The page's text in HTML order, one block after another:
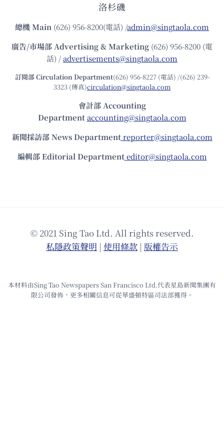
洛杉磯
總機Main (626) 956-8200(電話) /admin@singtaola.com
廣告/市場部Advertising & Marketing (626) 956-8200 (電
話) /advertisements@singtaola.com
訂閱部 Circulation Department(626) 956-8227 (電話) /(626) 239-
3323 (傳真)circulation@singtaola.com
會計部 Accounting
Department accounting@singtaola.com
新聞採訪部 News Department reporter@singtaola.com
編輯部 Editorial Department editor@singtaola.com
© 2021 Sing Tao Ltd. All rights reserved.
私隱政策聲明 | 使⽤條款 | 版權告⽰
本材料由Sing Tao Newspapers San Francisco Ltd.代表星島新聞集團有
限公司發佈，更多相關信息可從華盛頓特區司法部獲得。